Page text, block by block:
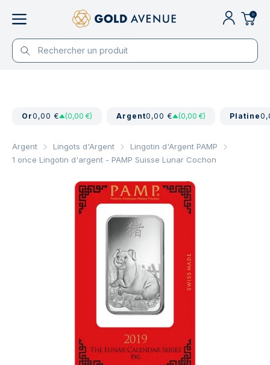
0
Or0,00 € (0,00 €) Argent0,00 € (0,00 €) Platine
Argent Lingots d'Argent
Lingotin d'Argent PAMP
1 once Lingotin d'argent - PAMP Suisse Lunar Cochon